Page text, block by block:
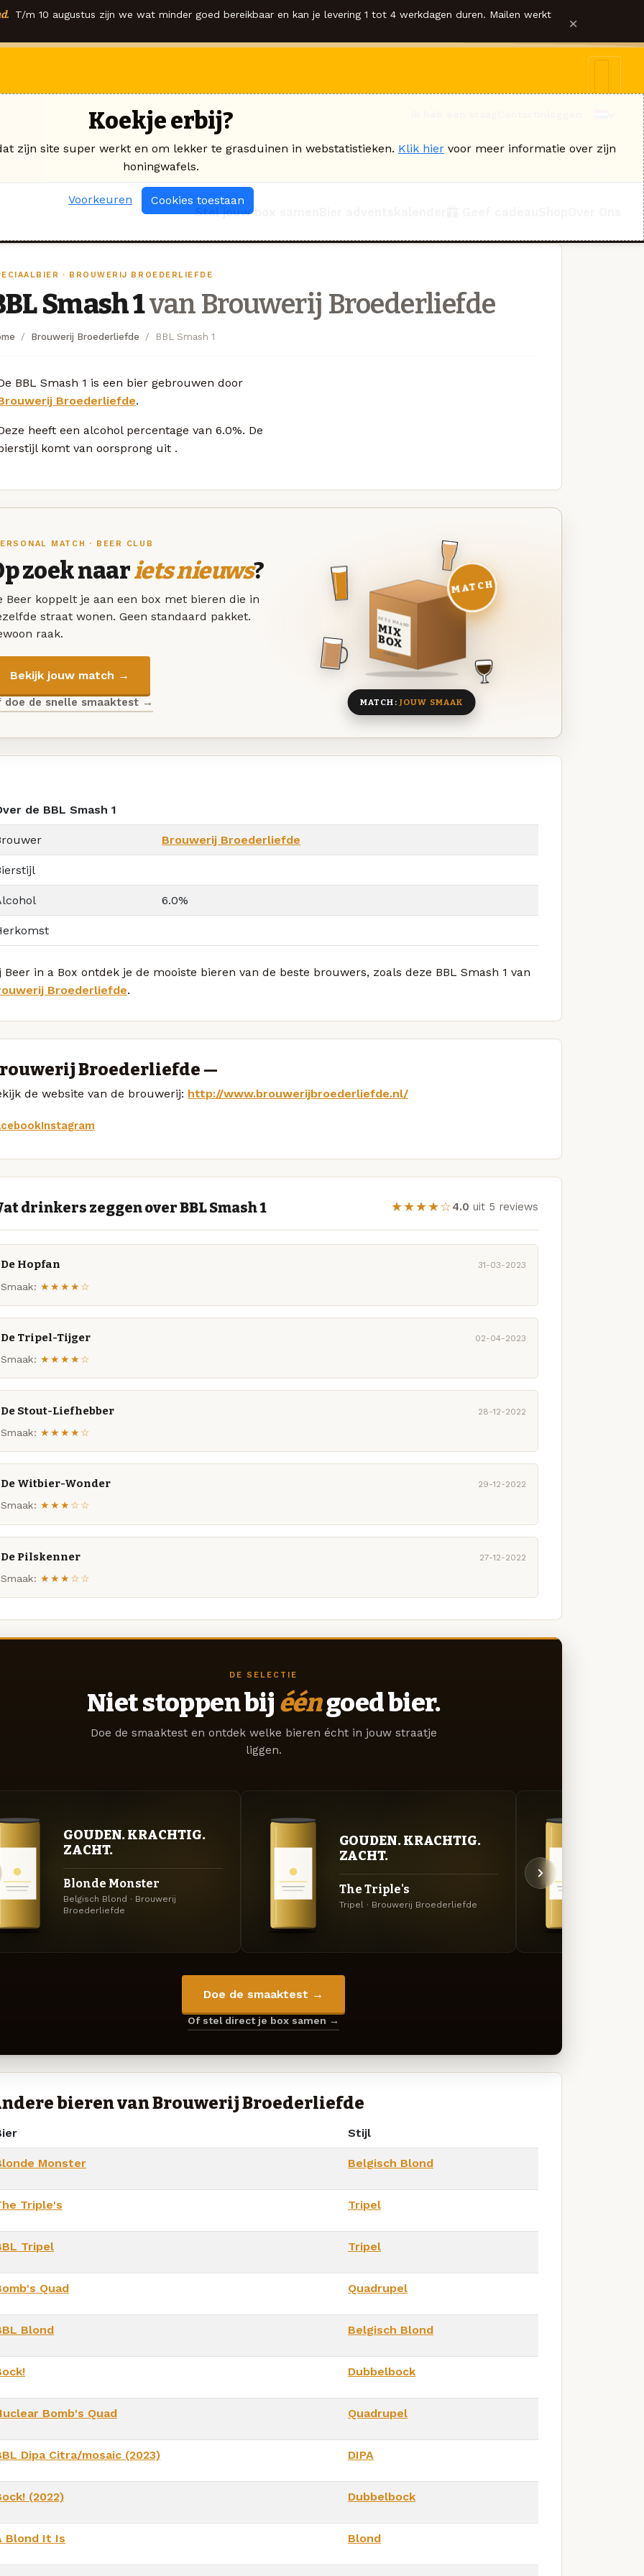
T/m 10 augustus zijn we wat minder goed bereikbaar en kan je levering 1 tot 4 werkdagen duren. Mailen werkt ×
Stel jouw box samen
· BROUWERIJ BROEDERLIEFDE
Smash 1van Brouwerij Broederliefde
Brouwerij Broederliefde BBL Smash 1
BBL Smash 1 is een bier gebrouwen door
Broederliefde.
heeft een alcohol percentage van 6.0%. De
komt van oorsprong uit .
MATCH · BEER CLUB
zoek naariets nieuws?
Beer koppelt je aan een box met bieren die in
straat wonen. Geen standaard pakket.
raak.
Bekijk jouw match →
doe de snelle smaaktest →
DEZE MAAND
MIX
BOX
8 BIEREN
MATCH
MATCH: JOUW SMAAK
de BBL Smash 1
Brouwerij Broederliefde
6.0%
Beer in a Box ontdek je de mooiste bieren van de beste brouwers, zoals deze BBL Smash 1 van
Broederliefde.
Broederliefde —
de website van de brouwerij: http://www.brouwerijbroederliefde.nl/
Instagram
drinkers zeggen over BBL Smash 1 ★★★★☆4.0 uit 5 reviews
De Hopfan 31-03-2023
Smaak: ★★★★☆
De Tripel-Tijger 02-04-2023
Smaak: ★★★★☆
De Stout-Liefhebber 28-12-2022
Smaak: ★★★★☆
De Witbier-Wonder 29-12-2022
Smaak: ★★★☆☆
De Pilskenner 27-12-2022
Smaak: ★★★☆☆
DE SELECTIE
Niet stoppen bij ééngoed bier.
Doe de smaaktest en ontdek welke bieren écht in jouw straatje
liggen.
GOUDEN. KRACHTIG.
ZACHT.
Blonde Monster
Belgisch Blond · Brouwerij
Broederliefde
GOUDEN. KRACHTIG.
ZACHT.
The Triple's
Tripel · Brouwerij Broederliefde
Doe de smaaktest →
Of stel direct je box samen →
bieren van Brouwerij Broederliefde
Stijl
Monster Belgisch Blond
Triple's Tripel
Tripel Tripel
Quad Quadrupel
Blond Belgisch Blond
Dubbelbock
Bomb's Quad Quadrupel
Dipa Citra/mosaic (2023) DIPA
(2022) Dubbelbock
Blond It Is Blond
Koekje erbij?
zijn site super werkt en om lekker te grasduinen in webstatistieken. Klik hier voor meer informatie over zijn
honingwafels.
Voorkeuren Cookies toestaan